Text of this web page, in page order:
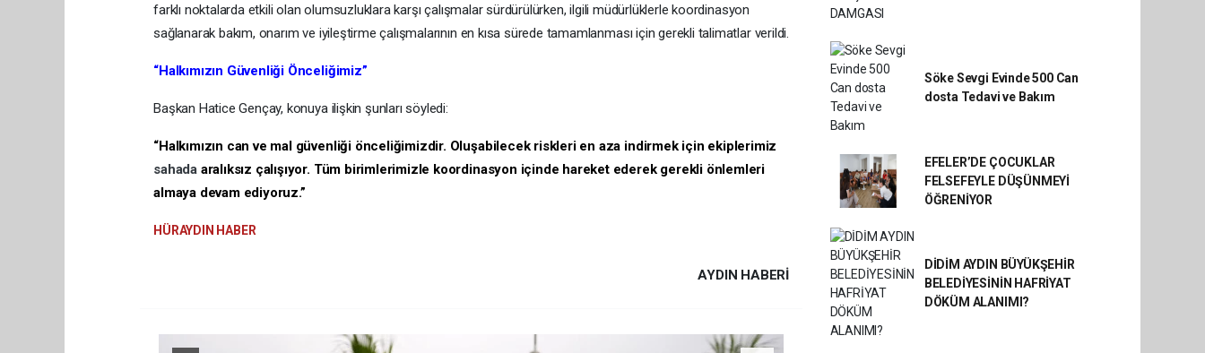
farklı noktalarda etkili olan olumsuzluklara karşı çalışmalar sürdürülürken, ilgili müdürlüklerle koordinasyon
sağlanarak bakım, onarım ve iyileştirme çalışmalarının en kısa sürede tamamlanması için gerekli talimatlar verildi.
“Halkımızın Güvenliği Önceliğimiz”
Başkan Hatice Gençay, konuya ilişkin şunları söyledi:
“Halkımızın can ve mal güvenliği önceliğimizdir. Oluşabilecek riskleri en aza indirmek için ekiplerimiz
sahada aralıksız çalışıyor. Tüm birimlerimizle koordinasyon içinde hareket ederek gerekli önlemleri
almaya devam ediyoruz.”
HÜRAYDIN HABER
AYDIN HABERİ
Söke Sevgi Evinde 500 Can
dosta Tedavi ve Bakım
EFELER’DE ÇOCUKLAR
FELSEFEYLE DÜŞÜNMEYİ
ÖĞRENİYOR
DİDİM AYDIN BÜYÜKŞEHİR
BELEDİYESİNİN HAFRİYAT
DÖKÜM ALANIMI?